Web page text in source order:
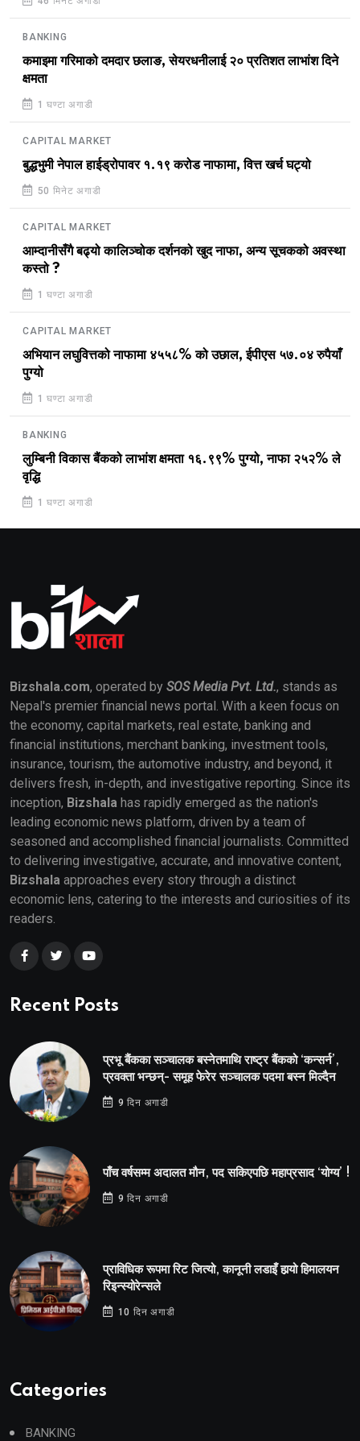
BANKING
कमाइमा गरिमाको दमदार छलाङ, सेयरधनीलाई २० प्रतिशत लाभांश दिने
क्षमता
1 घण्टा अगाडी
CAPITAL MARKET
बुद्धभुमी नेपाल हाईड्रोपावर १.१९ करोड नाफामा, वित्त खर्च घट्यो
50 मिनेट अगाडी
CAPITAL MARKET
आम्दानीसँगै बढ्यो कालिञ्चोक दर्शनको खुद नाफा, अन्य सूचकको अवस्था
कस्तो ?
1 घण्टा अगाडी
CAPITAL MARKET
अभियान लघुवित्तको नाफामा ४५५८% को उछाल, ईपीएस ५७.०४ रुपैयाँ
पुग्यो
1 घण्टा अगाडी
BANKING
लुम्बिनी विकास बैंकको लाभांश क्षमता १६.९९% पुग्यो, नाफा २५२% ले
वृद्धि
1 घण्टा अगाडी
Bizshala.com, operated by SOS Media Pvt. Ltd., stands as
Nepal's premier financial news portal. With a keen focus on
the economy, capital markets, real estate, banking and
financial institutions, merchant banking, investment tools,
insurance, tourism, the automotive industry, and beyond, it
delivers fresh, in-depth, and investigative reporting. Since its
inception, Bizshala has rapidly emerged as the nation's
leading economic news platform, driven by a team of
seasoned and accomplished financial journalists. Committed
to delivering investigative, accurate, and innovative content,
Bizshala approaches every story through a distinct
economic lens, catering to the interests and curiosities of its
readers.
Recent Posts
प्रभू बैंकका सञ्चालक बस्नेतमाथि राष्ट्र बैंकको ‘कन्सर्न’,
प्रवक्ता भन्छन्- समूह फेरेर सञ्चालक पदमा बस्न मिल्दैन
9 दिन अगाडी
पाँच वर्षसम्म अदालत मौन, पद सकिएपछि महाप्रसाद ‘योग्य’ !
9 दिन अगाडी
प्राविधिक रूपमा रिट जित्यो, कानूनी लडाइँ हार्‍यो हिमालयन
रिइन्स्योरेन्सले
10 दिन अगाडी
Categories
BANKING